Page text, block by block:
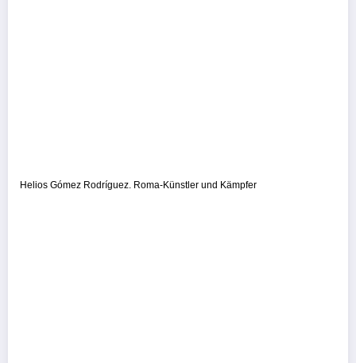
Helios Gómez Rodríguez. Roma-Künstler und Kämpfer